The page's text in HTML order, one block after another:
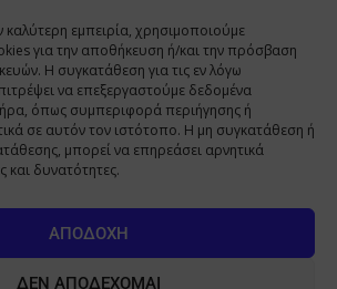
καλύτερη εμπειρία, χρησιμοποιούμε
για την αποθήκευση ή/και την πρόσβαση
Η συγκατάθεση για τις εν λόγω
να επεξεργαστούμε δεδομένα
όπως συμπεριφορά περιήγησης ή
σε αυτόν τον ιστότοπο. Η μη συγκατάθεση ή
μπορεί να επηρεάσει αρνητικά
και δυνατότητες.
ΑΠΟΔΟΧΉ
ΔΕΝ ΑΠΟΔΈΧΟΜΑΙ
• www.HealthExpo.gr • www.YO.gr
• www.eLearning-
• www.Charami-SA.gr
Με την παραμονή σας σε αυτή δηλώνετε,
της παραγράφου 6 του άρθρου 22 του